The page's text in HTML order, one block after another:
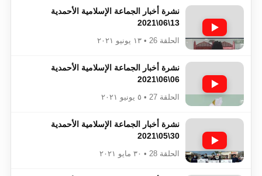
نشرة أخبار الجماعة الإسلامية الأحمدية
13\06\2021
الحلقة 26 • ١٣ يونيو ٢٠٢١
نشرة أخبار الجماعة الإسلامية الأحمدية
06\06\2021
الحلقة 27 • ٥ يونيو ٢٠٢١
نشرة أخبار الجماعة الإسلامية الأحمدية
30\05\2021
الحلقة 28 • ٣٠ مايو ٢٠٢١